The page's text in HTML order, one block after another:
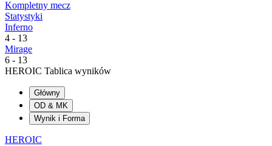
Kompletny mecz
Statystyki
Inferno
4 - 13
Mirage
6 - 13
HEROIC Tablica wyników
Główny
OD & MK
Wynik i Forma
HEROIC